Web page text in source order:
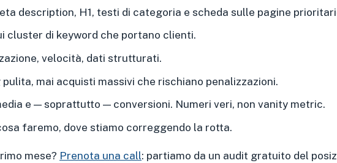
description, H1, testi di categoria e scheda sulle pagine
cluster di keyword che portano clienti.
velocità, dati strutturati.
mai acquisti massivi che rischiano penalizzazioni.
e — soprattutto — conversioni. Numeri veri, non vanity metric.
faremo, dove stiamo correggendo la rotta.
mese? Prenota una call: partiamo da un audit gratuito del